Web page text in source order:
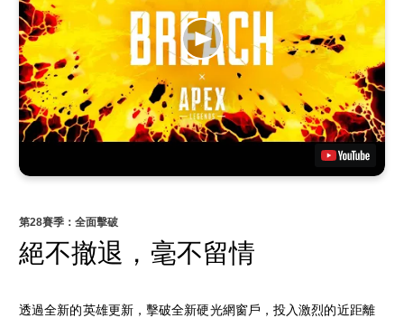
第28賽季：全面擊破
絕不撤退，毫不留情
透過全新的英雄更新，擊破全新硬光網窗戶，投入激烈的近距離